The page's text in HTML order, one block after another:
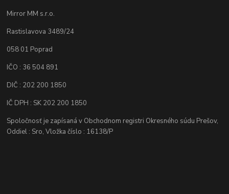
Mirror MM s.r.o.
Rastislavova 3489/24
058 01 Poprad
IČO : 36 504 891
DIČ : 202 200 1850
IČ DPH : SK 202 200 1850
Spoločnosť je zapísaná v Obchodnom registri Okresného súdu Prešov,
Oddiel : Sro, Vložka číslo : 16138/P